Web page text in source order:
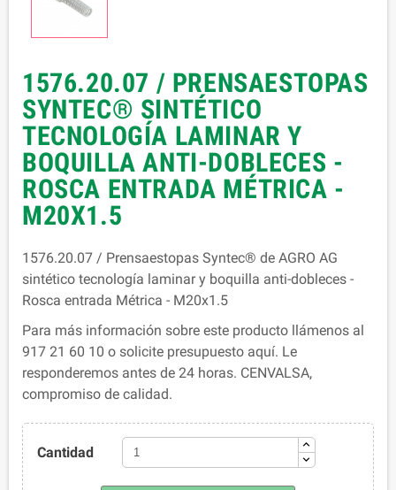
1576.20.07 / PRENSAESTOPAS
SYNTEC® SINTÉTICO
TECNOLOGÍA LAMINAR Y
BOQUILLA ANTI-DOBLECES -
ROSCA ENTRADA MÉTRICA -
M20X1.5
1576.20.07 / Prensaestopas Syntec® de AGRO AG
sintético tecnología laminar y boquilla anti-dobleces -
Rosca entrada Métrica - M20x1.5
Para más información sobre este producto llámenos al
917 21 60 10 o solicite presupuesto aquí. Le
responderemos antes de 24 horas. CENVALSA,
compromiso de calidad.
Cantidad